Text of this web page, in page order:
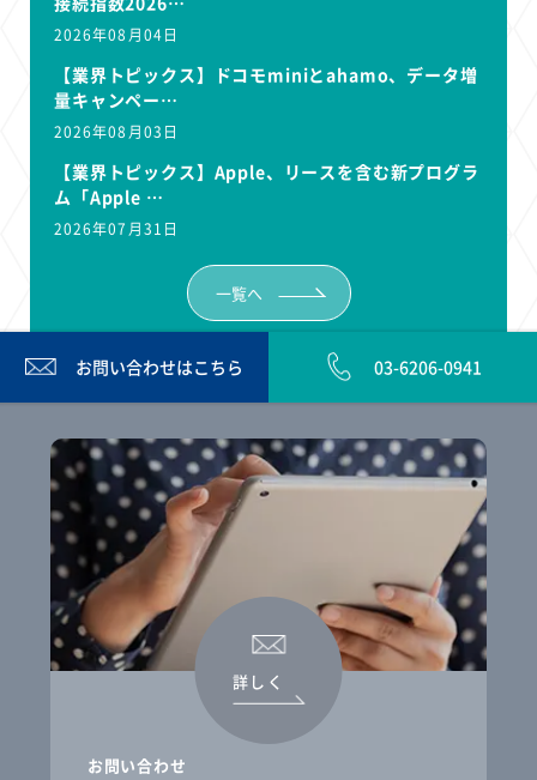
2026年08月04日
【業界トピックス】ドコモminiとahamo、データ増
量キャンペー…
2026年08月03日
【業界トピックス】Apple、リースを含む新プログラ
ム「Apple …
2026年07月31日
一覧へ
お問い合わせはこちら 03-6206-0941
お問い合わせ
詳しく